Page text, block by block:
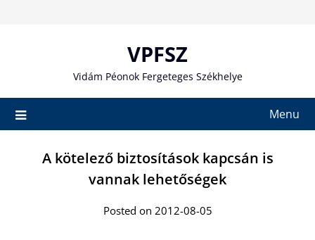
VPFSZ
Vidám Péonok Fergeteges Székhelye
Menu
A kötelező biztosítások kapcsán is
vannak lehetőségek
Posted on 2012-08-05